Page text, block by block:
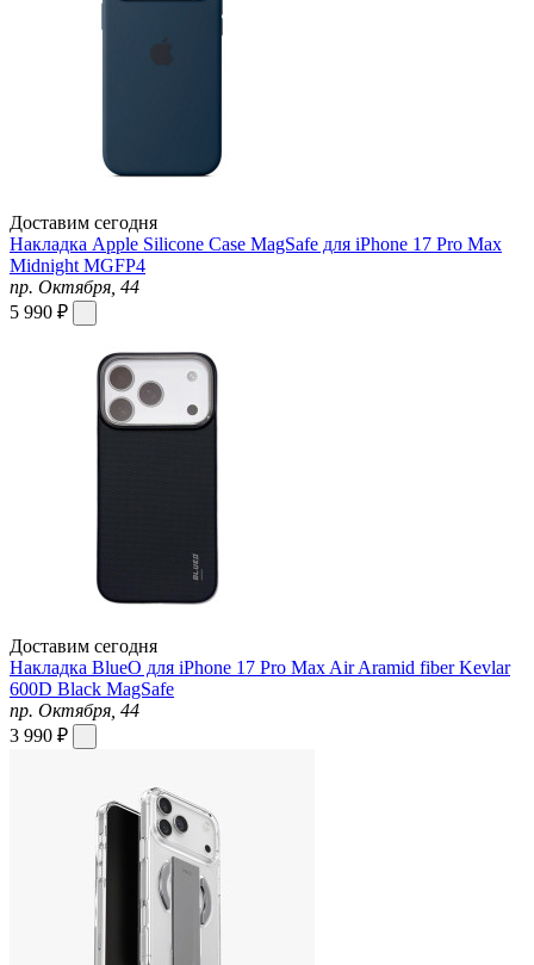
Доставим сегодня
Накладка Apple Silicone Case MagSafe для iPhone 17 Pro Max
Midnight MGFP4
пр. Октября, 44
5 990 ₽
Доставим сегодня
Накладка BlueO для iPhone 17 Pro Max Air Aramid fiber Kevlar
600D Black MagSafe
пр. Октября, 44
3 990 ₽